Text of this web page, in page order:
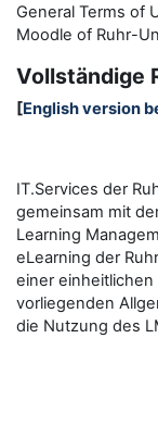
General Terms of
Moodle of Ruhr-
Vollständige
[English version
IT.Services der
gemeinsam mit
Learning
eLearning der
einer
vorliegenden
die Nutzung des